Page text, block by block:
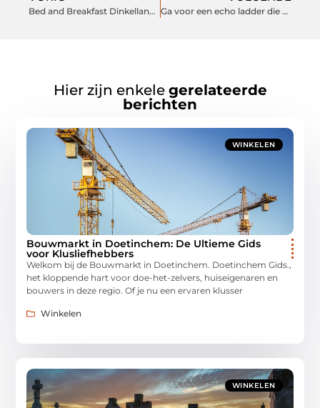
Bed and Breakfast Dinkelland: de ultieme accommodatie voor een onvergetelijke vakantie Ga voor een echo ladder die bij u past
Hier zijn enkele gerelateerde
berichten
WINKELEN
Bouwmarkt in Doetinchem: De Ultieme Gids
voor Klusliefhebbers
Welkom bij de Bouwmarkt in Doetinchem. Doetinchem Gids.,
het kloppende hart voor doe-het-zelvers, huiseigenaren en
bouwers in deze regio. Of je nu een ervaren klusser
Winkelen
WINKELEN